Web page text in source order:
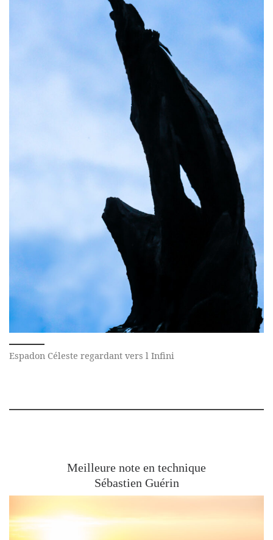
Espadon Céleste regardant vers l Infini
Meilleure note en technique
Sébastien Guérin